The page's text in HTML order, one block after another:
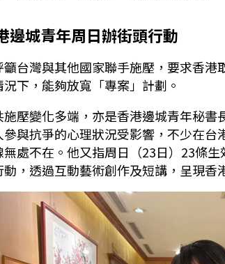
邊城青年周日辦街頭行動
籲台灣與其他國家聯手施壓，要求香
況下，能夠放寬「專案」計劃。
施壓變化多端，亦是香港邊城青年秘書
參與抗爭的心理狀況受影響，不少在
無處不在。他又指周日（23日）23條
動，透過互動藝術創作及短講，呈現香